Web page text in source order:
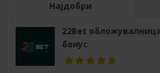
Најдобри
22Bet
бонус